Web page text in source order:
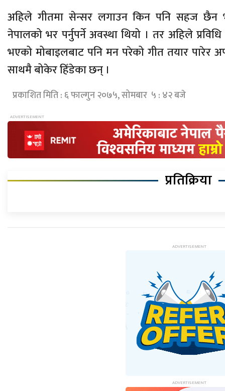
अहिले गीतमा सेन्सर लगाउन किन पनि सहज छैन
नेपालको भर पर्नुपर्ने अवस्था थियो । तर अहिले
भएको मोबाइलबाट पनि मन परेको गीत तयार पारेर
साथमै बोकेर हिँडेका छन् ।
प्रकाशित मिति : ६ फाल्गुन २०७५, सोमबार ५ : ४२ बजे
प्रतिक्रिया